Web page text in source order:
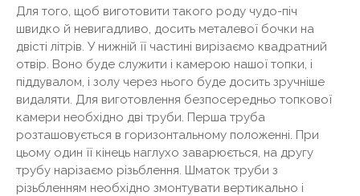
Для того, щоб виготовити такого роду чудо-піч
швидко й невигадливо, досить металевої бочки на
двісті літрів. У нижній її частині вирізаємо квадратний
отвір. Воно буде служити і камерою нашої топки, і
піддувалом, і золу через нього буде досить зручніше
видаляти. Для виготовлення безпосередньо топкової
камери необхідно дві труби. Перша труба
розташовується в горизонтальному положенні. При
цьому один її кінець наглухо заварюється, на другу
трубу нарізаємо різьблення. Шматок труби з
різьбленням необхідно змонтувати вертикально і